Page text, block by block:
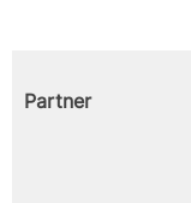
Partner